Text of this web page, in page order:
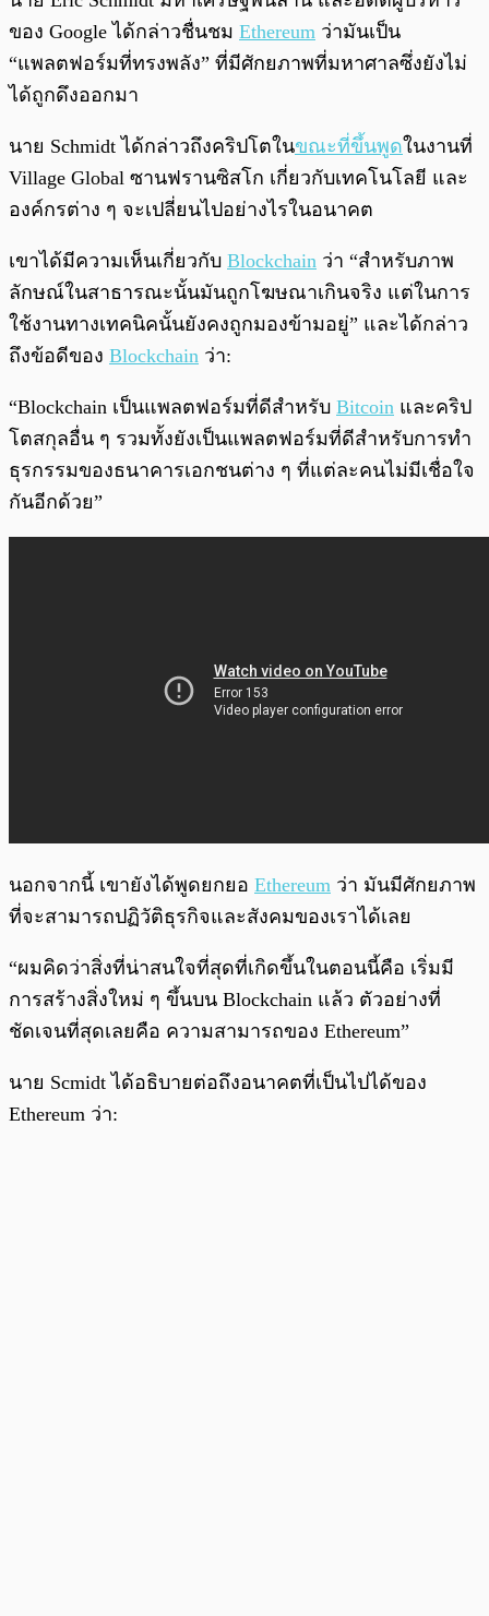
ของ Google ได้กล่าวชื่นชม Ethereum ว่ามันเป็น
“แพลตฟอร์มที่ทรงพลัง” ที่มีศักยภาพที่มหาศาลซึ่งยังไม่
ได้ถูกดึงออกมา
นาย Schmidt ได้กล่าวถึงคริปโตในขณะที่ขึ้นพูดในงานที่
Village Global ซานฟรานซิสโก เกี่ยวกับเทคโนโลยี และ
องค์กรต่าง ๆ จะเปลี่ยนไปอย่างไรในอนาคต
เขาได้มีความเห็นเกี่ยวกับ Blockchain ว่า “สำหรับภาพ
ลักษณ์ในสาธารณะนั้นมันถูกโฆษณาเกินจริง แต่ในการ
ใช้งานทางเทคนิคนั้นยังคงถูกมองข้ามอยู่” และได้กล่าว
ถึงข้อดีของ Blockchain ว่า:
“Blockchain เป็นแพลตฟอร์มที่ดีสำหรับ Bitcoin และคริป
โตสกุลอื่น ๆ รวมทั้งยังเป็นแพลตฟอร์มที่ดีสำหรับการทำ
ธุรกรรมของธนาคารเอกชนต่าง ๆ ที่แต่ละคนไม่มีเชื่อใจ
กันอีกด้วย”
นอกจากนี้ เขายังได้พูดยกยอ Ethereum ว่า มันมีศักยภาพ
ที่จะสามารถปฏิวัติธุรกิจและสังคมของเราได้เลย
“ผมคิดว่าสิ่งที่น่าสนใจที่สุดที่เกิดขึ้นในตอนนี้คือ เริ่มมี
การสร้างสิ่งใหม่ ๆ ขึ้นบน Blockchain แล้ว ตัวอย่างที่
ชัดเจนที่สุดเลยคือ ความสามารถของ Ethereum”
นาย Scmidt ได้อธิบายต่อถึงอนาคตที่เป็นไปได้ของ
Ethereum ว่า: